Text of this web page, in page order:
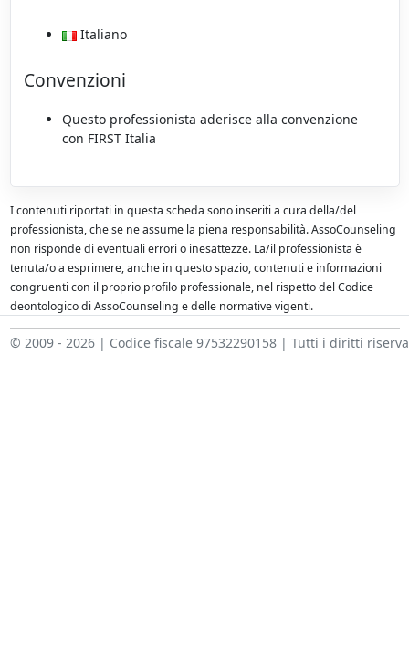
Italiano
Convenzioni
Questo professionista aderisce alla convenzione
con FIRST Italia
I contenuti riportati in questa scheda sono inseriti a cura della/del
professionista, che se ne assume la piena responsabilità. AssoCounseling
non risponde di eventuali errori o inesattezze. La/il professionista è
tenuta/o a esprimere, anche in questo spazio, contenuti e informazioni
congruenti con il proprio profilo professionale, nel rispetto del Codice
deontologico di AssoCounseling e delle normative vigenti.
© 2009 - 2026 | Codice fiscale 97532290158 | Tutti i diritti